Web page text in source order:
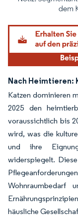
Bild © Mordor
Nach Heimtieren:
Katzen dominieren
2025 den
voraussichtlich bis
wird, was die
und ihre
widerspiegelt.
Wohnraumbedarf
häusliche